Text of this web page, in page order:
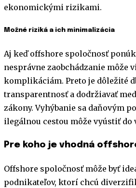
ekonomickými rizikami.
Možné riziká a ich minimalizácia
Aj keď offshore spoločnosť
nesprávne zaobchádzanie môže
komplikáciám. Preto je dôležité
transparentnosť a dodržiavať
zákony. Vyhýbanie sa daňovým
ilegálnou cestou môže vyústiť do
Pre koho je vhodná
Offshore spoločnosť môže byť
podnikateľov, ktorí chcú